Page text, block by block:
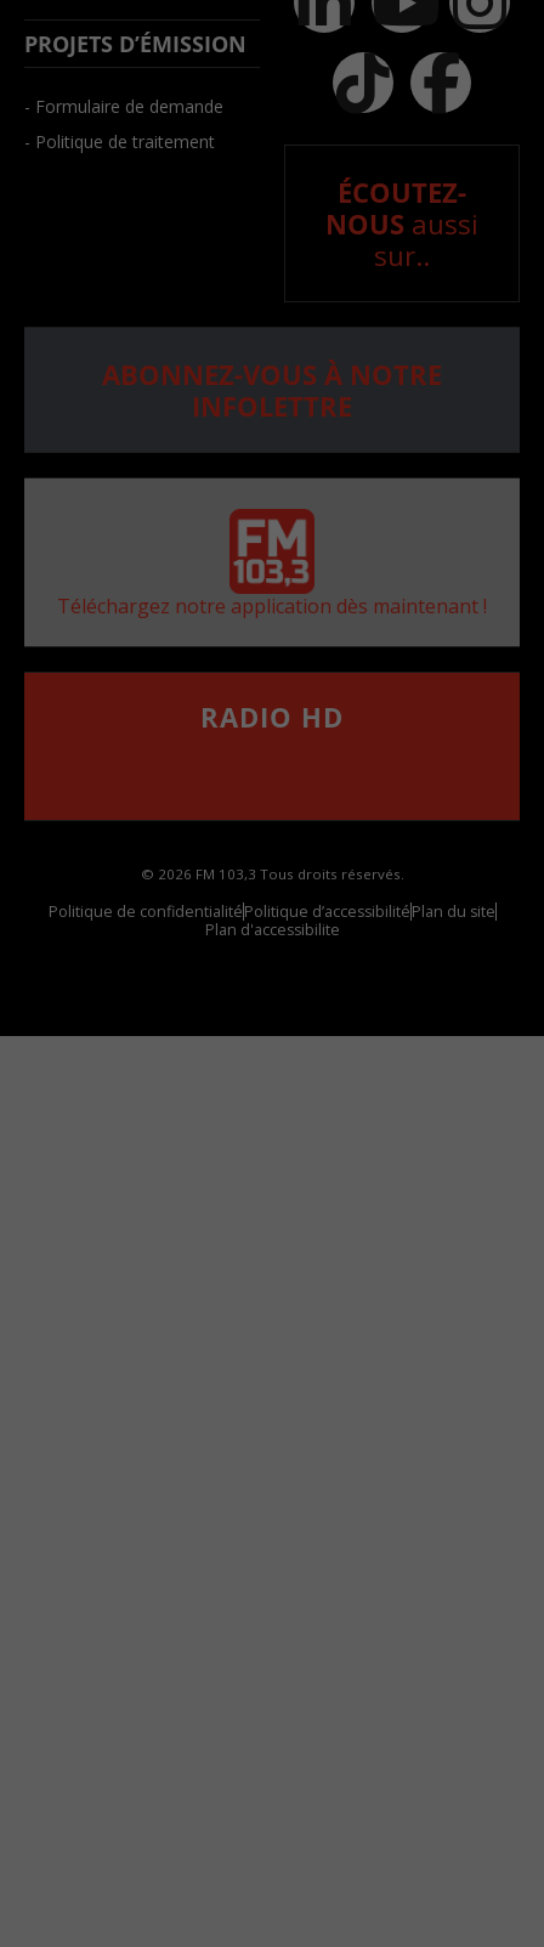
PROJETS D’ÉMISSION
- Formulaire de demande
- Politique de traitement
ÉCOUTEZ-
NOUS aussi
sur..
ABONNEZ-VOUS À NOTRE
INFOLETTRE
Téléchargez notre application dès maintenant !
RADIO HD
© 2026 FM 103,3 Tous droits réservés.
Politique de confidentialitéPolitique d’accessibilitéPlan du site
Plan d'accessibilite